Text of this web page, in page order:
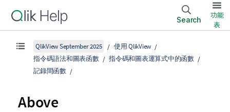
Search
功能
表
QlikView September 2025
使用 QlikView
指令碼語法和圖表函數
指令碼和圖表運算式中的函數
記錄間函數
Above